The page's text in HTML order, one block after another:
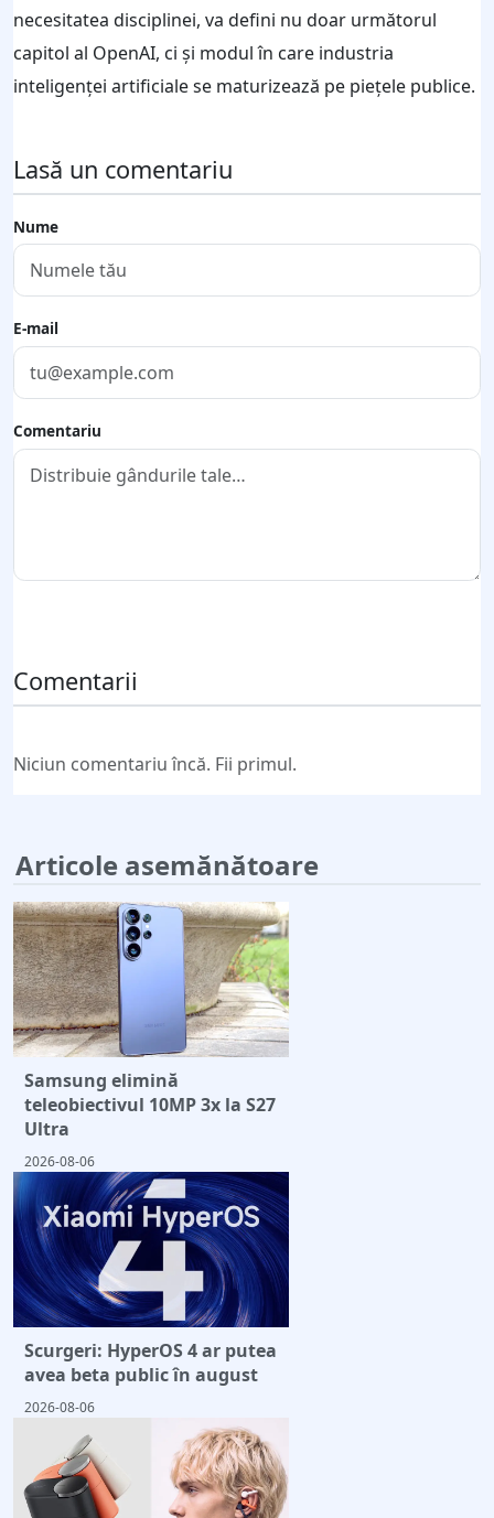
necesitatea disciplinei, va defini nu doar următorul
capitol al OpenAI, ci și modul în care industria
inteligenței artificiale se maturizează pe piețele publice.
Lasă un comentariu
Nume
E-mail
Comentariu
Comentarii
Niciun comentariu încă. Fii primul.
Articole asemănătoare
Samsung elimină
teleobiectivul 10MP 3x la S27
Ultra
2026-08-06
Scurgeri: HyperOS 4 ar putea
avea beta public în august
2026-08-06